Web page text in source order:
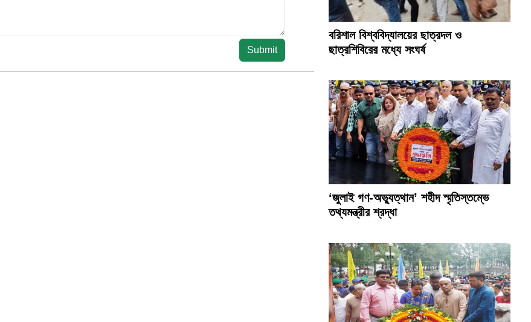
Submit
বরিশাল বিশ্ববিদ্যালয়ের ছাত্রদল ও
ছাত্রশিবিরের মধ্যে সংঘর্ষ
‘জুলাই গণ-অভ্যুত্থান’ শহীদ স্মৃতিস্তম্ভে
তথ্যমন্ত্রীর শ্রদ্ধা